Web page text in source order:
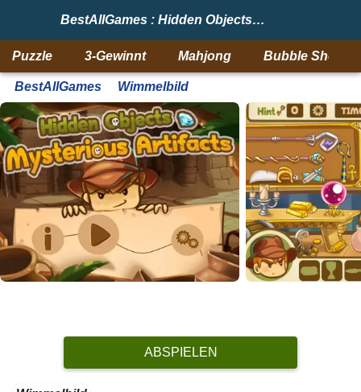
BestAllGames : Hidden Objects: Mysterious Artifacts
Puzzle 3-Gewinnt Mahjong Bubble Shooter
BestAllGames Wimmelbild
ABSPIELEN